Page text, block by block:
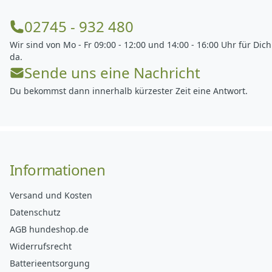
02745 - 932 480
Wir sind von Mo - Fr 09:00 - 12:00 und 14:00 - 16:00 Uhr für Dich
da.
Sende uns eine Nachricht
Du bekommst dann innerhalb kürzester Zeit eine Antwort.
Informationen
Versand und Kosten
Datenschutz
AGB hundeshop.de
Widerrufsrecht
Batterieentsorgung